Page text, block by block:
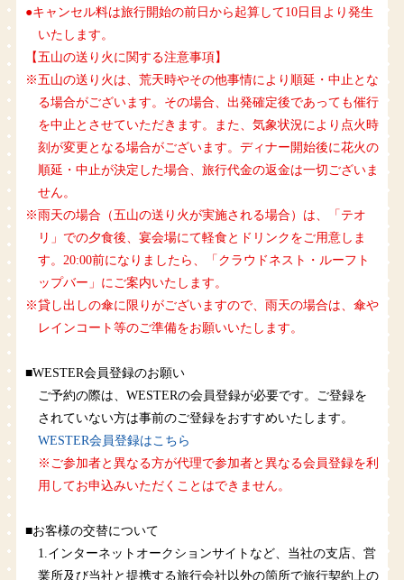
●キャンセル料は旅行開始の前日から起算して10日目より発生
いたします。
【五山の送り火に関する注意事項】
※五山の送り火は、荒天時やその他事情により順延・中止とな
る場合がございます。その場合、出発確定後であっても催行
を中止とさせていただきます。また、気象状況により点火時
刻が変更となる場合がございます。ディナー開始後に花火の
順延・中止が決定した場合、旅行代金の返金は一切ございま
せん。
※雨天の場合（五山の送り火が実施される場合）は、「テオ
リ」での夕食後、宴会場にて軽食とドリンクをご用意しま
す。20:00前になりましたら、「クラウドネスト・ルーフト
ップバー」にご案内いたします。
※貸し出しの傘に限りがございますので、雨天の場合は、傘や
レインコート等のご準備をお願いいたします。
■WESTER会員登録のお願い
ご予約の際は、WESTERの会員登録が必要です。ご登録を
されていない方は事前のご登録をおすすめいたします。
WESTER会員登録はこちら
※ご参加者と異なる方が代理で参加者と異なる会員登録を利
用してお申込みいただくことはできません。
■お客様の交替について
1.インターネットオークションサイトなど、当社の支店、営
業所及び当社と提携する旅行会社以外の箇所で旅行契約上の